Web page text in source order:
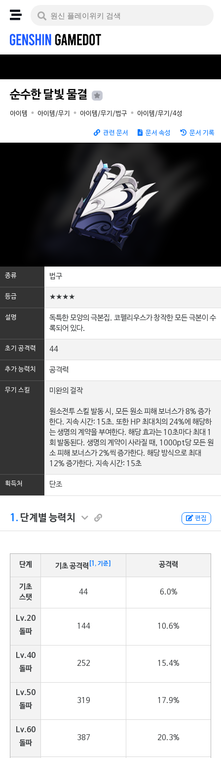
순수한 달빛 물결
아이템 아이템/무기 아이템/무기/법구 아이템/무기/4성
관련 문서 문서 속성 문서 기록
종류 법구
등급 ★★★★
설명
독특한 모양의 극본집. 코펠리우스가 창작한 모든 극본이 수
록되어 있다.
초기 공격력 44
추가 능력치 공격력
무기 스킬 미완의 걸작
원소전투 스킬 발동 시, 모든 원소 피해 보너스가 8% 증가
한다. 지속 시간: 15초. 또한 HP 최대치의 24%에 해당하
는 생명의 계약을 부여한다. 해당 효과는 10초마다 최대 1
회 발동된다. 생명의 계약이 사라질 때, 1000pt당 모든 원
소 피해 보너스가 2%씩 증가한다. 해당 방식으로 최대
12% 증가한다. 지속 시간: 15초
획득처 단조
1. 단계별 능력치 편집
단계 기초 공격력 [1, 기준] 공격력
기초
스탯
44 6.0%
Lv.20
돌파
144 10.6%
Lv.40
돌파
252 15.4%
Lv.50
돌파
319 17.9%
Lv.60
돌파
387 20.3%